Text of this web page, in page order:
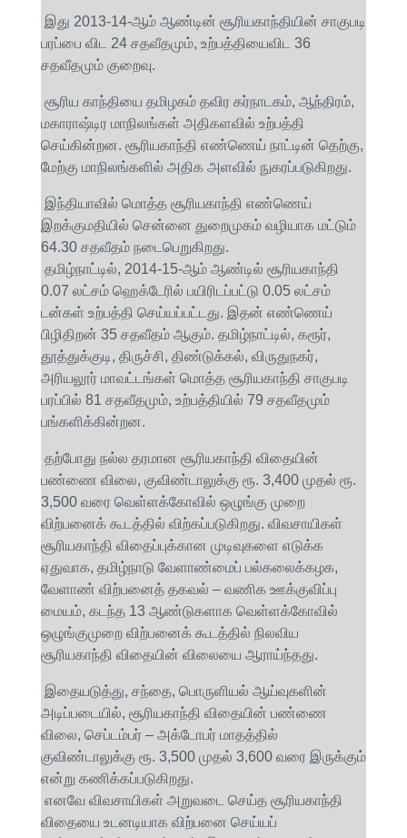
இது 2013-14-ஆம் ஆண்டின் சூரியகாந்தியின் சாகுபடி
பரப்பை விட 24 சதவீதமும், உற்பத்தியைவிட 36
சதவீதமும் குறைவு.
சூரிய காந்தியை தமிழகம் தவிர கர்நாடகம், ஆந்திரம்,
மகாராஷ்டிர மாநிலங்கள் அதிகளவில் உற்பத்தி
செய்கின்றன. சூரியகாந்தி எண்ணெய் நாட்டின் தெற்கு,
மேற்கு மாநிலங்களில் அதிக அளவில் நுகரப்படுகிறது.
இந்தியாவில் மொத்த சூரியகாந்தி எண்ணெய்
இறக்குமதியில் சென்னை துறைமுகம் வழியாக மட்டும்
64.30 சதவீதம் நடைபெறுகிறது.
தமிழ்நாட்டில், 2014-15-ஆம் ஆண்டில் சூரியகாந்தி
0.07 லட்சம் ஹெக்டேரில் பயிரிடப்பட்டு 0.05 லட்சம்
டன்கள் உற்பத்தி செய்யப்பட்டது. இதன் எண்ணெய்
பிழிதிறன் 35 சதவீதம் ஆகும். தமிழ்நாட்டில், கரூர்,
தூத்துக்குடி, திருச்சி, திண்டுக்கல், விருதுநகர்,
அரியலூர் மாவட்டங்கள் மொத்த சூரியகாந்தி சாகுபடி
பரப்பில் 81 சதவீதமும், உற்பத்தியில் 79 சதவீதமும்
பங்களிக்கின்றன.
தற்போது நல்ல தரமான சூரியகாந்தி விதையின்
பண்ணை விலை, குவிண்டாலுக்கு ரூ. 3,400 முதல் ரூ.
3,500 வரை வெள்ளக்கோவில் ஒழுங்கு முறை
விற்பனைக் கூடத்தில் விற்கப்படுகிறது. விவசாயிகள்
சூரியகாந்தி விதைப்புக்கான முடிவுகளை எடுக்க
ஏதுவாக, தமிழ்நாடு வேளாண்மைப் பல்கலைக்கழக,
வேளாண் விற்பனைத் தகவல் – வணிக ஊக்குவிப்பு
மையம், கடந்த 13 ஆண்டுகளாக வெள்ளக்கோவில்
ஒழுங்குமுறை விற்பனைக் கூடத்தில் நிலவிய
சூரியகாந்தி விதையின் விலையை ஆராய்ந்தது.
இதையடுத்து, சந்தை, பொருளியல் ஆய்வுகளின்
அடிப்படையில், சூரியகாந்தி விதையின் பண்ணை
விலை, செப்டம்பர் – அக்டோபர் மாதத்தில்
குவிண்டாலுக்கு ரூ. 3,500 முதல் 3,600 வரை இருக்கும்
என்று கணிக்கப்படுகிறது.
எனவே விவசாயிகள் அறுவடை செய்த சூரியகாந்தி
விதையை உடனடியாக விற்பனை செய்யப்